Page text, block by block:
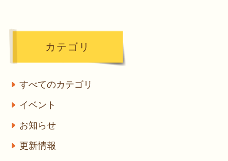
カテゴリ
すべてのカテゴリ
イベント
お知らせ
更新情報